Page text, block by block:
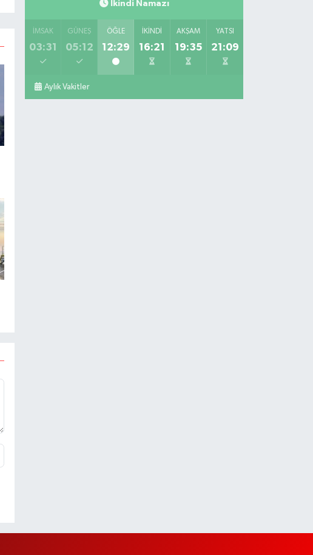
İkindi Namazı
İMSAK
03:31
GÜNEŞ
05:12
ÖĞLE
12:29
İKINDI
16:21
AKŞAM
19:35
YATSI
21:09
Aylık Vakitler